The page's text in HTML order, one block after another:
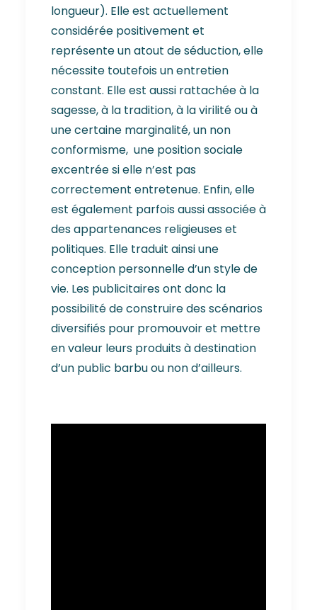
longueur). Elle est actuellement
considérée positivement et
représente un atout de séduction, elle
nécessite toutefois un entretien
constant. Elle est aussi rattachée à la
sagesse, à la tradition, à la virilité ou à
une certaine marginalité, un non
conformisme, une position sociale
excentrée si elle n’est pas
correctement entretenue. Enfin, elle
est également parfois aussi associée à
des appartenances religieuses et
politiques. Elle traduit ainsi une
conception personnelle d’un style de
vie. Les publicitaires ont donc la
possibilité de construire des scénarios
diversifiés pour promouvoir et mettre
en valeur leurs produits à destination
d’un public barbu ou non d’ailleurs.